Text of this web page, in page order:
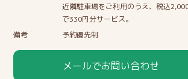
近隣駐車場をご利用のうえ、税込
で330円分サービス。
備考
予約優先制
メールでお問い合わせ